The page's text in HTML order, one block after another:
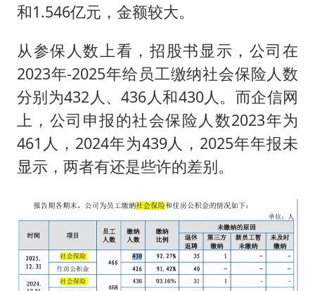
和1.546亿元，金额较大。
从参保人数上看，招股书显示，公司在
2023年-2025年给员工缴纳社会保险人数
分别为432人、436人和430人。而企信网
上，公司申报的社会保险人数2023年为
461人，2024年为439人，2025年年报未
显示，两者有还是些许的差别。